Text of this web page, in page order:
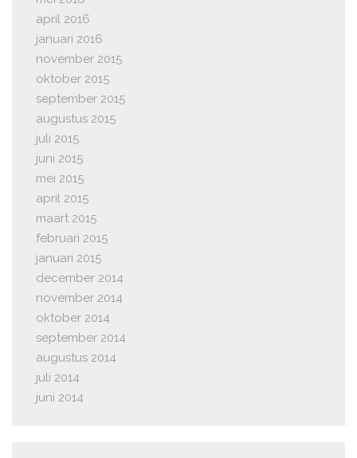
april 2016
januari 2016
november 2015
oktober 2015
september 2015
augustus 2015
juli 2015
juni 2015
mei 2015
april 2015
maart 2015
februari 2015
januari 2015
december 2014
november 2014
oktober 2014
september 2014
augustus 2014
juli 2014
juni 2014